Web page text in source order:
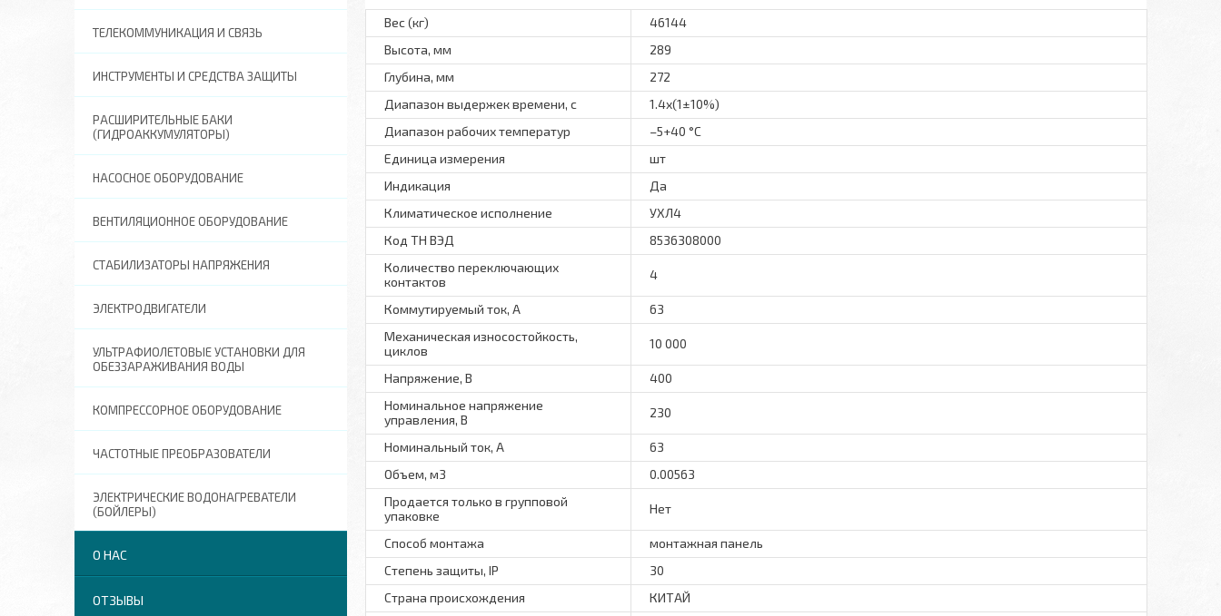
Вес (кг)
46144
Высота, мм
289
Глубина, мм
272
Диапазон выдержек времени, с
1.4x(1±10%)
Диапазон рабочих температур
–5+40 °С
Единица измерения
шт
Индикация
Да
Климатическое исполнение
УХЛ4
Код ТН ВЭД
8536308000
Количество переключающих
контактов
4
Коммутируемый ток, А
63
Механическая износостойкость,
циклов
10 000
Напряжение, В
400
Номинальное напряжение
управления, В
230
Номинальный ток, А
63
Объем, м3
0.00563
Продается только в групповой
упаковке
Нет
Способ монтажа
монтажная панель
Степень защиты, IP
30
Страна происхождения
КИТАЙ
ТЕЛЕКОММУНИКАЦИЯ И СВЯЗЬ
ИНСТРУМЕНТЫ И СРЕДСТВА ЗАЩИТЫ
РАСШИРИТЕЛЬНЫЕ БАКИ
(ГИДРОАККУМУЛЯТОРЫ)
НАСОСНОЕ ОБОРУДОВАНИЕ
ВЕНТИЛЯЦИОННОЕ ОБОРУДОВАНИЕ
СТАБИЛИЗАТОРЫ НАПРЯЖЕНИЯ
ЭЛЕКТРОДВИГАТЕЛИ
УЛЬТРАФИОЛЕТОВЫЕ УСТАНОВКИ ДЛЯ
ОБЕЗЗАРАЖИВАНИЯ ВОДЫ
КОМПРЕССОРНОЕ ОБОРУДОВАНИЕ
ЧАСТОТНЫЕ ПРЕОБРАЗОВАТЕЛИ
ЭЛЕКТРИЧЕСКИЕ ВОДОНАГРЕВАТЕЛИ
(БОЙЛЕРЫ)
О НАС
ОТЗЫВЫ